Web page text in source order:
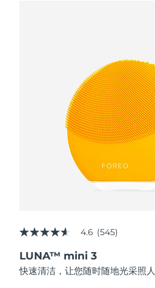
4.6
of
5
stars,
4.6 (545)
LUNA™ mini 3
快速清洁，让您随时随地光采照人